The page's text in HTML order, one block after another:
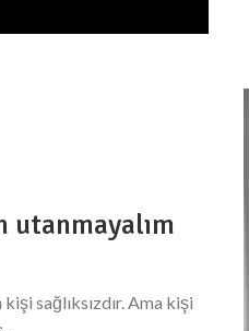
utanmayalım
sağlıksızdır. Ama kişi